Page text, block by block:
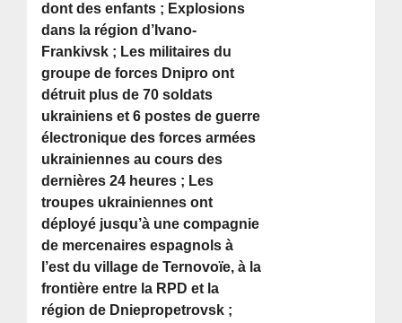
dont des enfants ; Explosions
dans la région d’Ivano-
Frankivsk ; Les militaires du
groupe de forces Dnipro ont
détruit plus de 70 soldats
ukrainiens et 6 postes de guerre
électronique des forces armées
ukrainiennes au cours des
dernières 24 heures ; Les
troupes ukrainiennes ont
déployé jusqu’à une compagnie
de mercenaires espagnols à
l’est du village de Ternovoïe, à la
frontière entre la RPD et la
région de Dniepropetrovsk ;